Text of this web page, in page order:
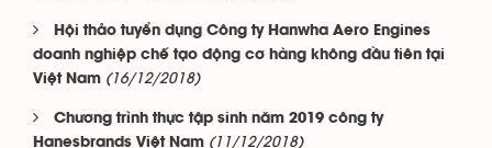
Hội thảo tuyển dụng Công ty Hanwha Aero Engines
doanh nghiệp chế tạo động cơ hàng không đầu tiên tại
Việt Nam (16/12/2018)
Chương trình thực tập sinh năm 2019 công ty
Hanesbrands Việt Nam (11/12/2018)